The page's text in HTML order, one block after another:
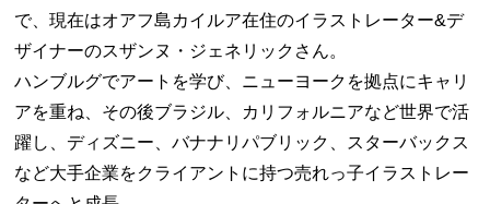
で、現在はオアフ島カイルア在住のイラストレーター&デ
ザイナーのスザンヌ・ジェネリックさん。
ハンブルグでアートを学び、ニューヨークを拠点にキャリ
アを重ね、その後ブラジル、カリフォルニアなど世界で活
躍し、ディズニー、バナナリパブリック、スターバックス
など大手企業をクライアントに持つ売れっ子イラストレー